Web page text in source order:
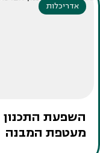
אדריכלות
השפעת התכנון
מעטפת המבנה